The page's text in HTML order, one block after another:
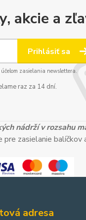
akcie a
Prihlásiť sa
zasielania newslettera.
raz za 14 dní.
nádrží v rozsahu
zasielanie balíčkov
adresa